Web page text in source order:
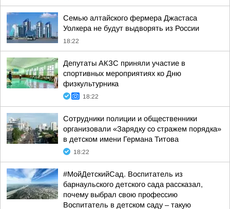
Семью алтайского фермера Джастаса
Уолкера не будут выдворять из России
18:22
Депутаты АКЗС приняли участие в
спортивных мероприятиях ко Дню
физкультурника
18:22
Сотрудники полиции и общественники
организовали «Зарядку со стражем порядка»
в детском имени Германа Титова
18:22
#МойДетскийСад. Воспитатель из
барнаульского детского сада рассказал,
почему выбрал свою профессию
Воспитатель в детском саду – такую